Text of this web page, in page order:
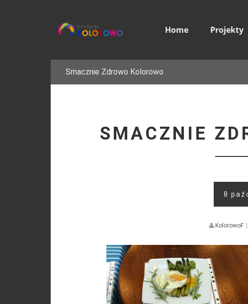
Home Projekty
Smacznie Zdrowo Kolorowo
SMACZNIE
8
KolorowoF